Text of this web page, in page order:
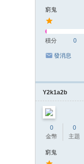
窮鬼
積分 0
發消息
Y2k1a2b
0
金幣
0
主題
窮鬼